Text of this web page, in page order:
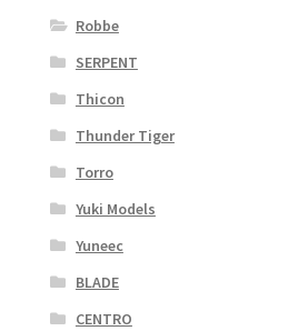
Robbe
SERPENT
Thicon
Thunder Tiger
Torro
Yuki Models
Yuneec
BLADE
CENTRO